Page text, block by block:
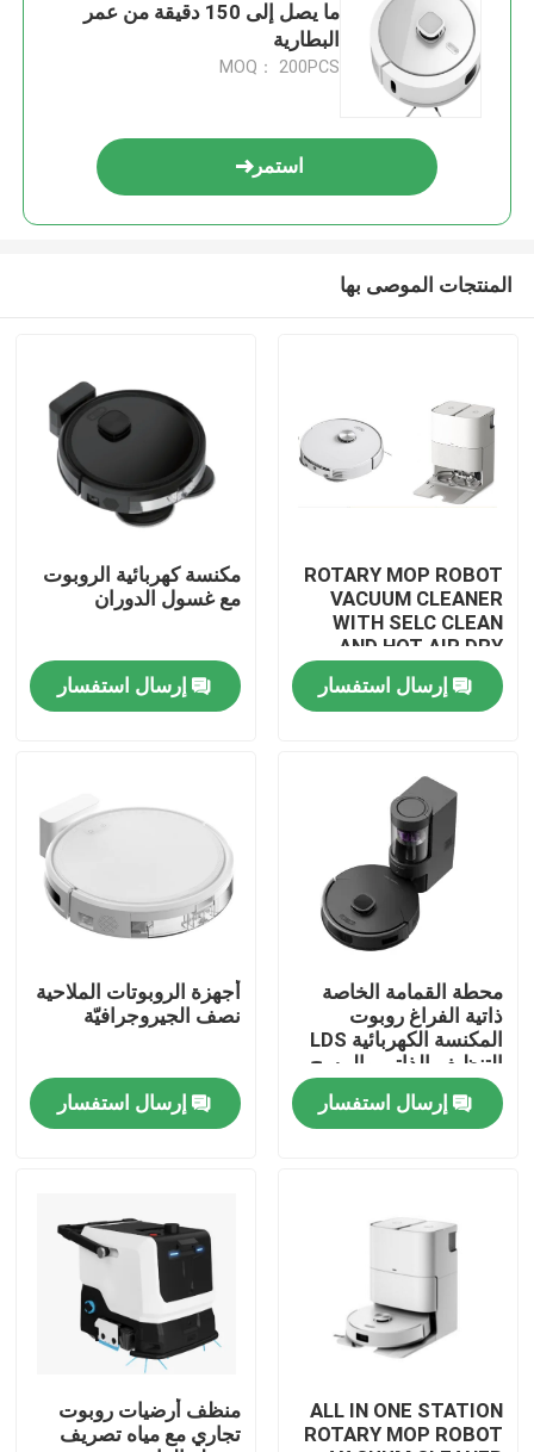
منتجات
أشرطة فيديو
معلومات عنا
جولة في المعمل
منظف ​​نوافذ الروبوت
ما يصل إلى 150 دقيقة من عمر
البطارية
MOQ： 200PCS
استمر
المنتجات الموصى بها
ROTARY MOP ROBOT
VACUUM CLEANER
WITH SELC CLEAN
AND HOT AIR DRY
MOP
إرسال استفسار
مكنسة كهربائية الروبوت
مع غسول الدوران
إرسال استفسار
محطة القمامة الخاصة
ذاتية الفراغ روبوت
المكنسة الكهربائية LDS
التنظيف الذاتي والمسح
إرسال استفسار
أجهزة الروبوتات الملاحية
نصف الجيروجرافيّة
إرسال استفسار
ALL IN ONE STATION
ROTARY MOP ROBOT
منظف أرضيات روبوت
تجاري مع مياه تصريف